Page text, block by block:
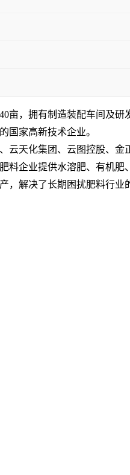
，拥有制造装配车间及研
国家高新技术企业。
云天化集团、云图控股、
料企业提供水溶肥、有机
，解决了长期困扰肥料行